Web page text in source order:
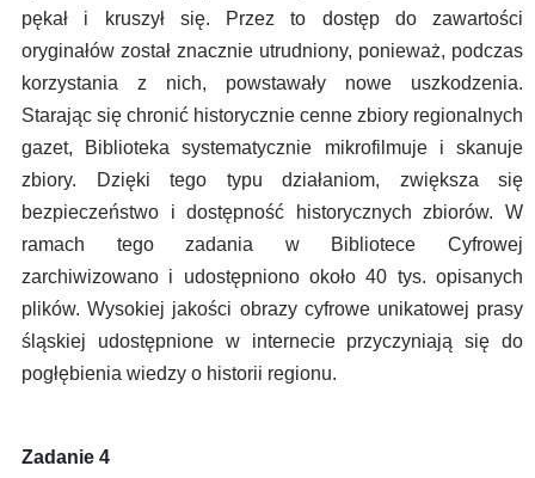
pękał i kruszył się. Przez to dostęp do zawartości
oryginałów został znacznie utrudniony, ponieważ, podczas
korzystania z nich, powstawały nowe uszkodzenia.
Starając się chronić historycznie cenne zbiory regionalnych
gazet, Biblioteka systematycznie mikrofilmuje i skanuje
zbiory. Dzięki tego typu działaniom, zwiększa się
bezpieczeństwo i dostępność historycznych zbiorów. W
ramach tego zadania w Bibliotece Cyfrowej
zarchiwizowano i udostępniono około 40 tys. opisanych
plików. Wysokiej jakości obrazy cyfrowe unikatowej prasy
śląskiej udostępnione w internecie przyczyniają się do
pogłębienia wiedzy o historii regionu.
Zadanie 4